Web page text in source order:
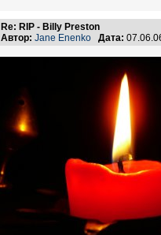
Re: RIP - Billy Preston
Автор: Jane Enenko Дата: